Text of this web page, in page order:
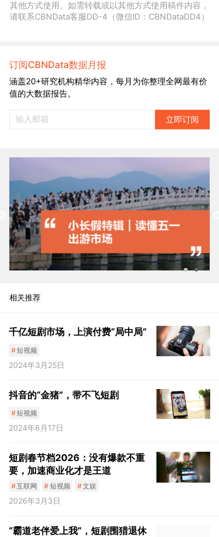
其他方式使用。如需转载或以其他方式使用稿件内容，
请联系CBNData客服DD-4（微信ID：CBNDataDD4）
订阅CBNData数据月报
涵盖20+研究机构精华内容，每月为你整理全网最有价
值的大数据报告。
立即订阅
相关推荐
千亿短剧市场，上演付费“局中局”
#短视频
2024年3月25日
抖音的“金猪”，带不飞短剧
#短视频
2024年6月17日
短剧春节档2026：没有爆款不重
要，加速商业化才是王道
#互联网 # 短视频 #文娱
2026年3月3日
“霸道老伴爱上我”，短剧围猎退休